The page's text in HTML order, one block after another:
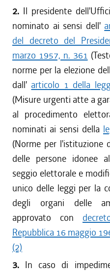
2. Il presidente
nominato ai sensi dell'
del decreto del
marzo 1957, n. 361
norme per la elezione
dall' articolo 1 della
(Misure urgenti atte a
al procedimento
nominati ai sensi della
(Norme per l'istituzione
delle persone idonee
seggio elettorale e
unico delle leggi per la
degli organi delle
approvato con
Repubblica 16 maggio
(2)
3. In caso di